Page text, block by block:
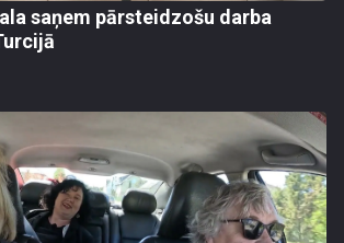
saņem pārsteidzošu darba